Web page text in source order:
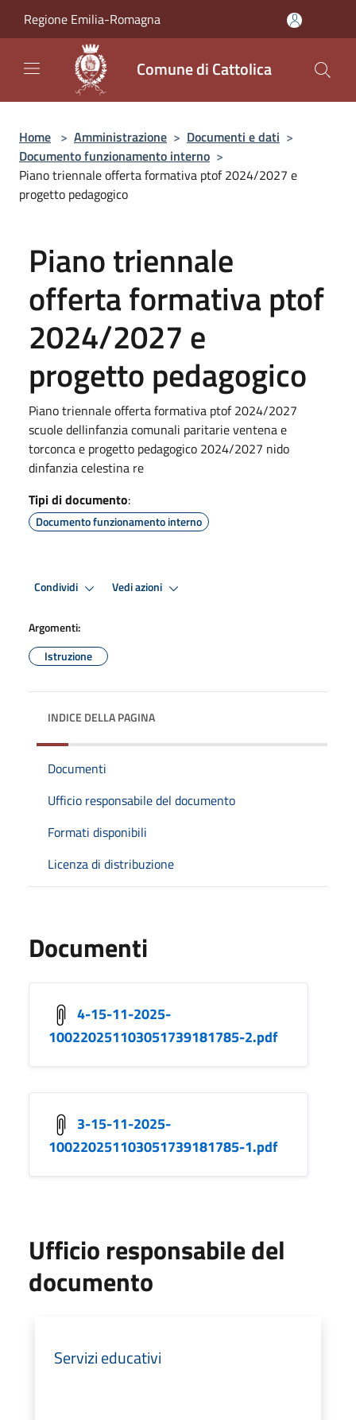
Regione Emilia-Romagna
Comune di Cattolica
Home > Amministrazione > Documenti e dati >
Documento funzionamento interno >
Piano triennale offerta formativa ptof 2024/2027 e
progetto pedagogico
Piano triennale
offerta formativa ptof
2024/2027 e
progetto pedagogico
Piano triennale offerta formativa ptof 2024/2027
scuole dellinfanzia comunali paritarie ventena e
torconca e progetto pedagogico 2024/2027 nido
dinfanzia celestina re
Tipi di documento:
Documento funzionamento interno
Condividi Vedi azioni
Argomenti:
Istruzione
INDICE DELLA PAGINA
Documenti
Ufficio responsabile del documento
Formati disponibili
Licenza di distribuzione
Documenti
4-15-11-2025-
100220251103051739181785-2.pdf
3-15-11-2025-
100220251103051739181785-1.pdf
Ufficio responsabile del
documento
Servizi educativi